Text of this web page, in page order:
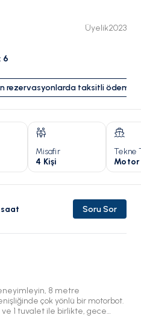
Üyelik2023
: 6
rezervasyonlarda taksitli ödeme
Misafir
4 Kişi
Tekne
Motor
saat Soru Sor
8 metre
çok yönlü bir motorbot.
ve 1 tuvalet ile birlikte, gece